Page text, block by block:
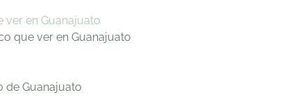
ver en Guanajuato
que ver en Guanajuato
de Guanajuato